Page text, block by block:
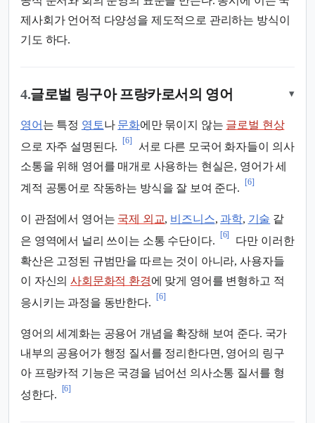
제사회가 언어적 다양성을 제도적으로 관리하는 방식이
기도 하다.
4.글로벌 링구아 프랑카로서의 영어 ▾
영어 는 특정 영토나 문화에만 묶이지 않는 글로벌 현상
으로 자주 설명된다.
[6]
서로 다른 모국어 화자들이 의사
소통을 위해 영어를 매개로 사용하는 현실은, 영어가 세
계적 공통어로 작동하는 방식을 잘 보여 준다.
[6]
이 관점에서 영어는 국제 외교, 비즈니스, 과학, 기술 같
은 영역에서 널리 쓰이는 소통 수단이다.
[6]
다만 이러한
확산은 고정된 규범만을 따르는 것이 아니라, 사용자들
이 자신의사회문화적 환경에 맞게 영어를 변형하고 적
응시키는 과정을 동반한다.
[6]
영어의 세계화는 공용어 개념을 확장해 보여 준다. 국가
내부의 공용어가 행정 질서를 정리한다면, 영어의 링구
아 프랑카적 기능은 국경을 넘어선 의사소통 질서를 형
성한다.
[6]